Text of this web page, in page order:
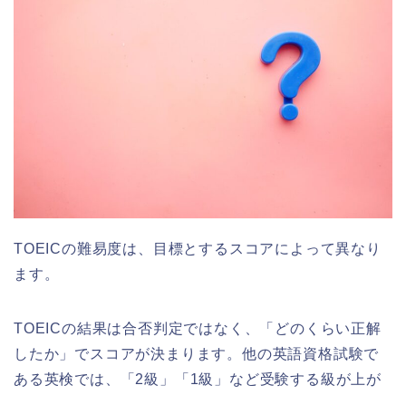
TOEICの難易度は、目標とするスコアによって異なり
ます。
TOEICの結果は合否判定ではなく、「どのくらい正解
したか」でスコアが決まります。他の英語資格試験で
ある英検では、「2級」「1級」など受験する級が上が